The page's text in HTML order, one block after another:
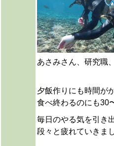
あさみさん、研究職
夕飯作りにも時間が
食べ終わるのにも30
毎日のやる気を引き
段々と疲れていきまし